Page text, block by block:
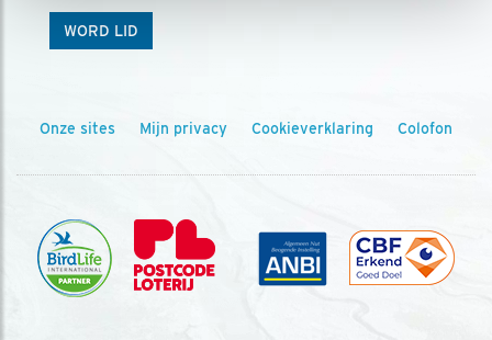
WORD LID
Onze sites Mijn privacy Cookieverklaring Colofon